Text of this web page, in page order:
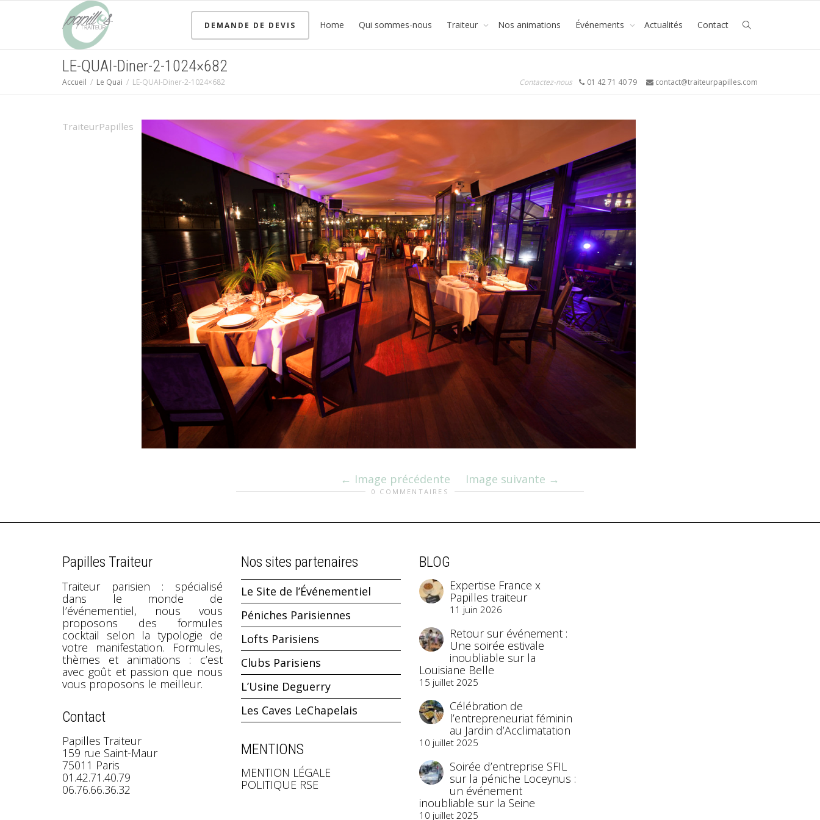
DEMANDE DE DEVIS Home Qui sommes-nous Traiteur Nos animations Événements Actualités Contact
LE-QUAI-Diner-2-1024×682
Accueil Le Quai LE-QUAI-Diner-2-1024×682 Contactez-nous 01 42 71 40 79 contact@traiteurpapilles.com
TraiteurPapilles
Image précédente Image suivante
0 COMMENTAIRES
Papilles Traiteur
Traiteur parisien : spécialisé
dans le monde de
l’événementiel, nous vous
proposons des formules
cocktail selon la typologie de
votre manifestation. Formules,
thèmes et animations : c’est
avec goût et passion que nous
vous proposons le meilleur.
Contact
Papilles Traiteur
159 rue Saint-Maur
75011 Paris
01.42.71.40.79
06.76.66.36.32
Nos sites partenaires
Le Site de l’Événementiel
Péniches Parisiennes
Lofts Parisiens
Clubs Parisiens
L’Usine Deguerry
Les Caves LeChapelais
MENTIONS
MENTION LÉGALE
POLITIQUE RSE
BLOG
Expertise France x
Papilles traiteur
11 juin 2026
Retour sur événement :
Une soirée estivale
inoubliable sur la
Louisiane Belle
15 juillet 2025
Célébration de
l’entrepreneuriat féminin
au Jardin d’Acclimatation
10 juillet 2025
Soirée d’entreprise SFIL
sur la péniche Loceynus :
un événement
inoubliable sur la Seine
10 juillet 2025